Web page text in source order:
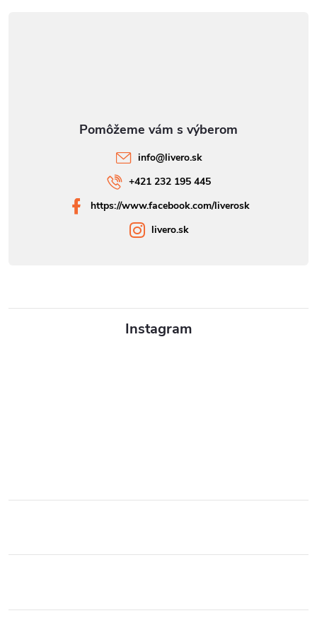
Instagram
info@livero.sk
+421 232 195 445
https://www.facebook.com/liverosk
livero.sk